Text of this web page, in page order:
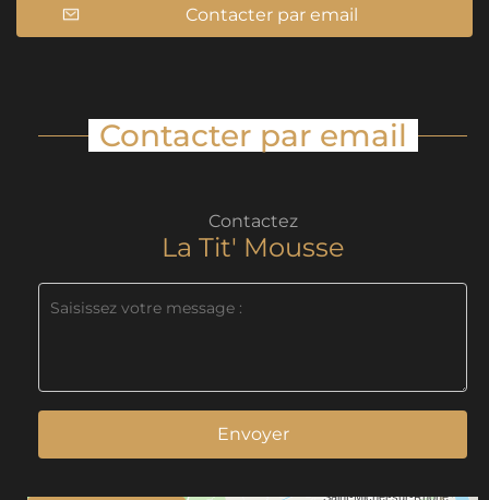
Contacter par email
Contacter par email
Contactez
La Tit' Mousse
Envoyer